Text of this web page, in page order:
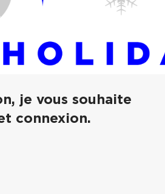
je vous souhaite
connexion.